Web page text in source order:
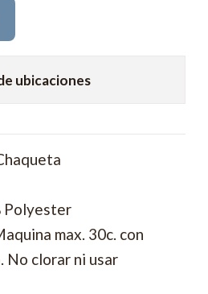
ubicaciones
Polyester
max. 30c. con
clorar ni usar